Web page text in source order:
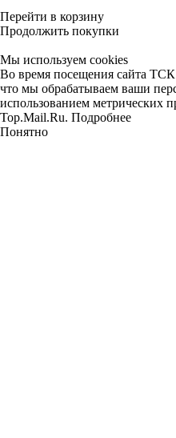
Перейти в корзину
Продолжить покупки
Мы используем cookies
Во время посещения сайта
что мы обрабатываем ваши
использованием метрических
Top.Mail.Ru. Подробнее
Понятно